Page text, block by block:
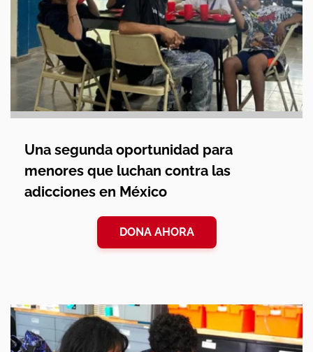
Una segunda oportunidad para
menores que luchan contra las
adicciones en México
DONA AHORA